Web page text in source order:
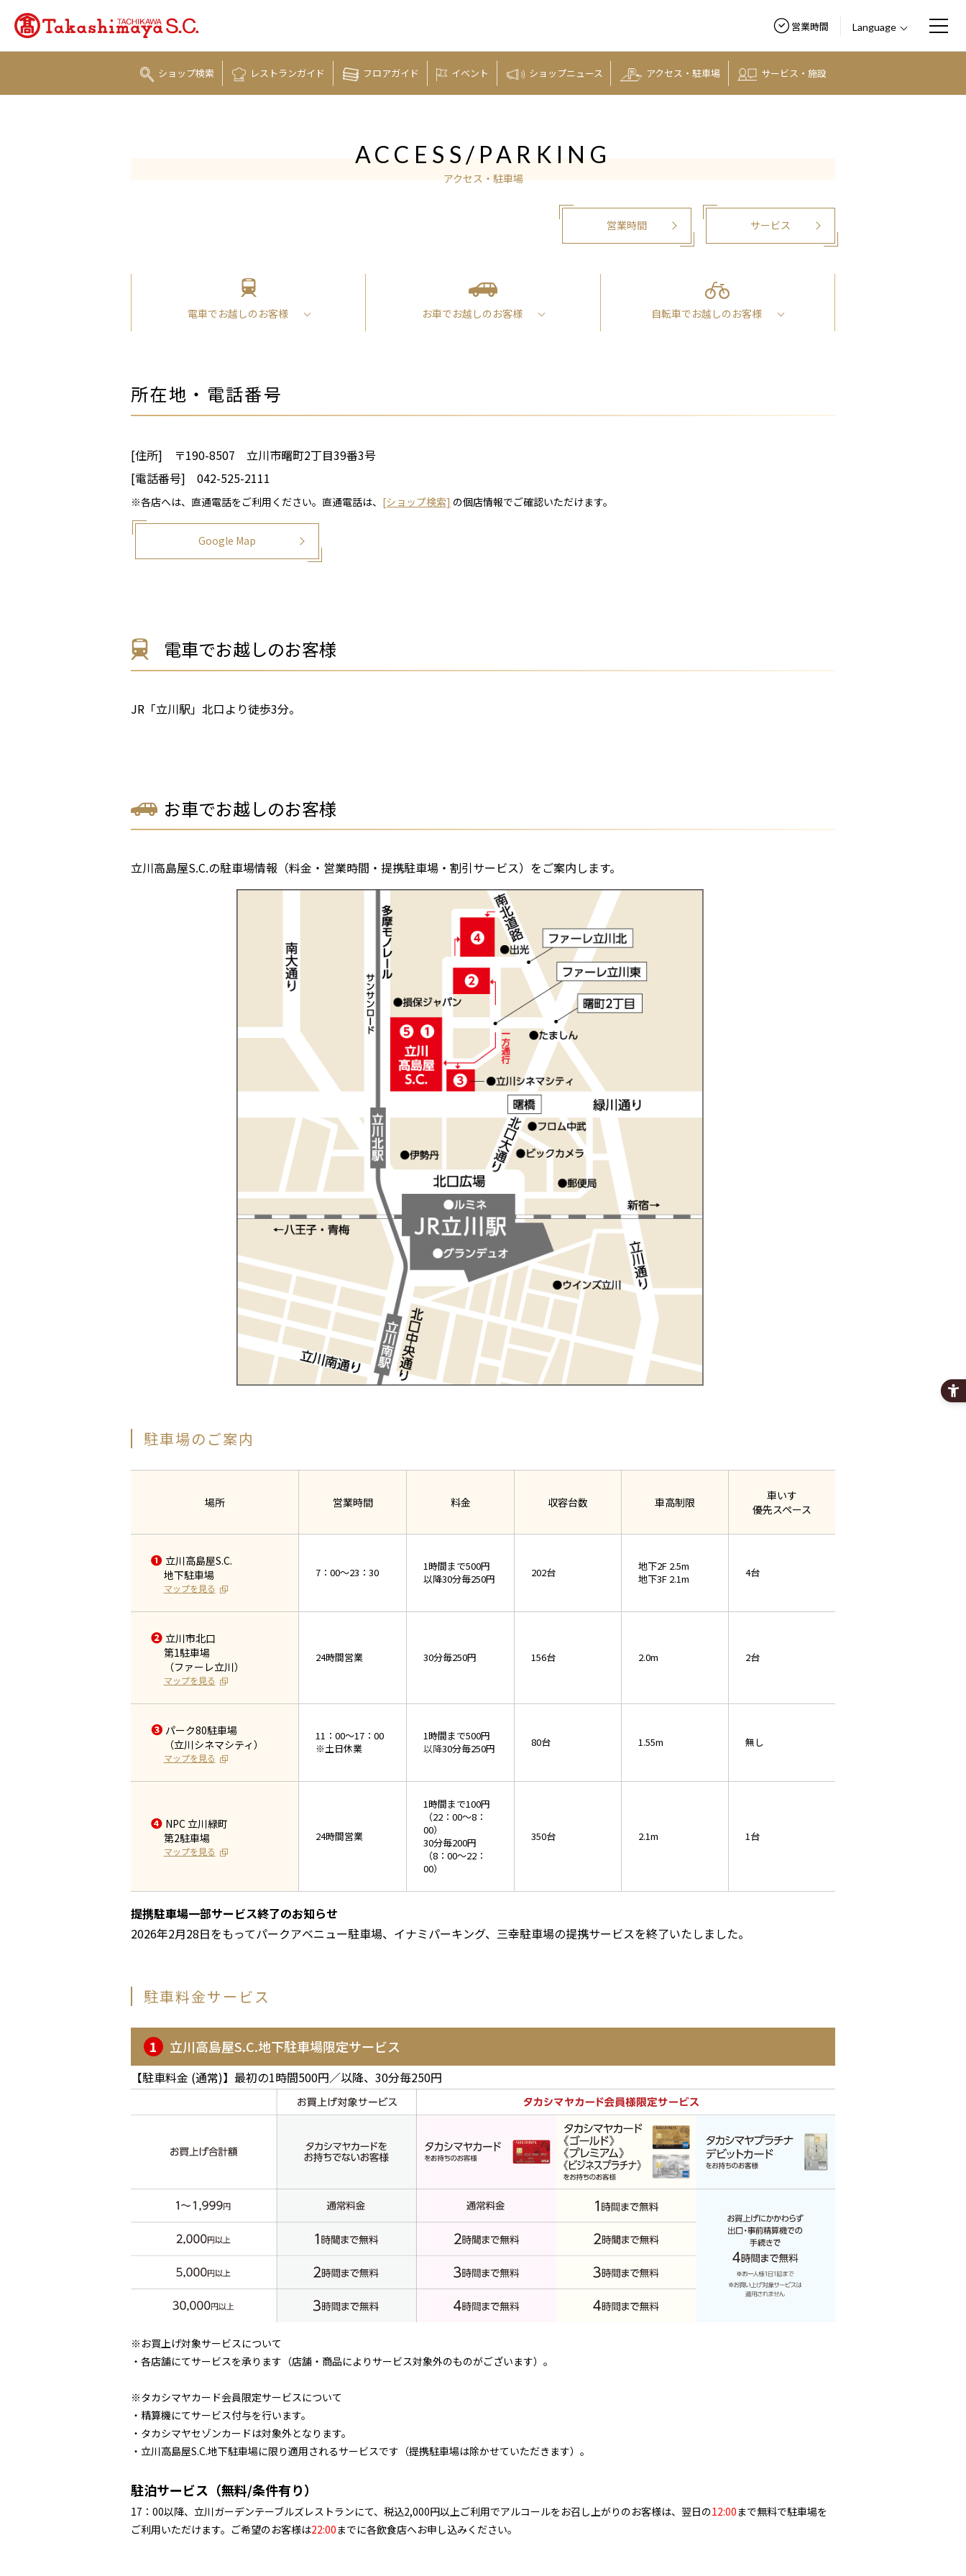
営業時間 Language
ショップ検索 レストランガイド フロアガイド イベント ショップニュース アクセス・ 駐車場 サービス・施設
ACCESS/PARKING
アクセス・駐車場
営業時間 サービス
電車でお越しの お客様 お車でお越しの お客様 自転車でお越しの お客様
所在地・電話番号
[住所] 〒190-8507 立川市曙町2丁目39番3号
[電話番号] 042-525-2111
※各店へは、直通電話をご利用ください。直通電話は、 [ショップ検索] の個店情報でご確認いただけます。
Google Map
電車でお越しのお客様
JR「立川駅」北口より徒歩3分。
お車でお越しのお客様
立川高島屋S.C.の駐車場情報（料金・営業時間・提携駐車場・割引サービス）をご案内します。
駐車場のご案内
場所 営業時間 料金 収容台数 車高制限
車いす
優先スペース
❶ 立川高島屋S.C.
地下駐車場
マップを見る
7：00～23：30
1時間まで500円
以降30分毎250円
202台
地下2F 2.5m
地下3F 2.1m
4台
❷ 立川市北口
第1駐車場
（ファーレ立川）
マップを見る
24時間営業 30分毎250円 156台 2.0m 2台
❸ パーク80駐車場
（立川シネマシティ）
マップを見る
11：00～17：00
※土日休業
1時間まで500円
以降30分毎250円 80台 1.55m 無し
❹ NPC 立川緑町
第2駐車場
マップを見る
24時間営業
1時間まで100円
（22：00～8：
00）
30分毎200円
（8：00～22：
00）
350台 2.1m 1台
提携駐車場一部サービス終了のお知らせ
2026年2月28日をもってパークアベニュー駐車場、イナミパーキング、三幸駐車場の提携サービスを終了いたしました。
駐車料金サービス
1 立川高島屋S.C.地下駐車場限定サービス
【駐車料金 (通常)】最初の1時間500円／以降、30分毎250円
※お買上げ対象サービスについて
・各店舗にてサービスを承ります（店舗・商品によりサービス対象外のものがございます）。
※タカシマヤカード会員限定サービスについて
・精算機にてサービス付与を行います。
・タカシマヤセゾンカードは対象外となります。
・立川高島屋S.C.地下駐車場に限り適用されるサービスです（提携駐車場は除かせていただきます）。
駐泊サービス（無料/条件有り）
17：00以降、立川ガーデンテーブルズレストランにて、税込2,000円以上ご利用でアルコールをお召し上がりのお客様は、翌日の12:00まで無料で駐車場を
ご利用いただけます。ご希望のお客様は22:00までに各飲食店へお申し込みください。